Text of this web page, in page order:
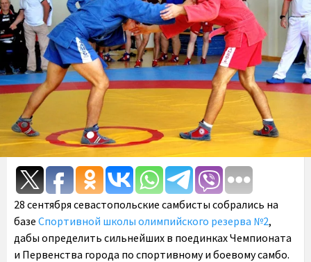
28 сентября севастопольские самбисты собрались на
базе Спортивной школы олимпийского резерва №2,
дабы определить сильнейших в поединках Чемпионата
и Первенства города по спортивному и боевому самбо.